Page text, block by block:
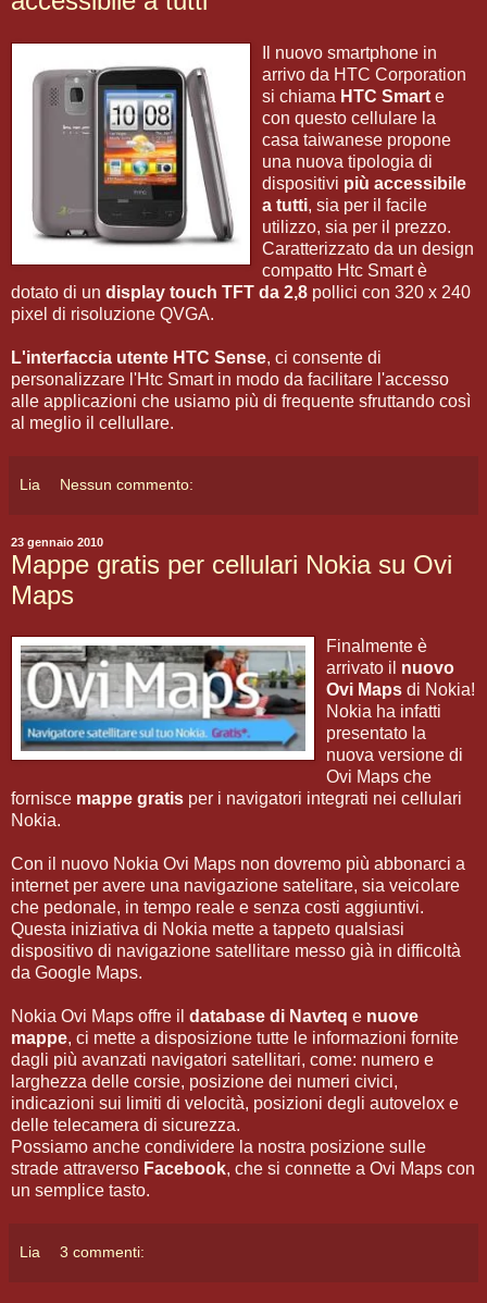
Il nuovo smartphone in
arrivo da HTC Corporation
si chiama HTC Smart e
con questo cellulare la
casa taiwanese propone
una nuova tipologia di
dispositivi più accessibile
a tutti, sia per il facile
utilizzo, sia per il prezzo.
Caratterizzato da un design
compatto Htc Smart è
dotato di un display touch TFT da 2,8 pollici con 320 x 240
pixel di risoluzione QVGA.
L'interfaccia utente HTC Sense, ci consente di
personalizzare l'Htc Smart in modo da facilitare l'accesso
alle applicazioni che usiamo più di frequente sfruttando così
al meglio il cellullare.
Lia Nessun commento:
23 gennaio 2010
Mappe gratis per cellulari Nokia su Ovi
Maps
Finalmente è
arrivato il nuovo
Ovi Maps di Nokia!
Nokia ha infatti
presentato la
nuova versione di
Ovi Maps che
fornisce mappe gratis per i navigatori integrati nei cellulari
Nokia.
Con il nuovo Nokia Ovi Maps non dovremo più abbonarci a
internet per avere una navigazione satelitare, sia veicolare
che pedonale, in tempo reale e senza costi aggiuntivi.
Questa iniziativa di Nokia mette a tappeto qualsiasi
dispositivo di navigazione satellitare messo già in difficoltà
da Google Maps.
Nokia Ovi Maps offre il database di Navteq e nuove
mappe, ci mette a disposizione tutte le informazioni fornite
dagli più avanzati navigatori satellitari, come: numero e
larghezza delle corsie, posizione dei numeri civici,
indicazioni sui limiti di velocità, posizioni degli autovelox e
delle telecamera di sicurezza.
Possiamo anche condividere la nostra posizione sulle
strade attraverso Facebook, che si connette a Ovi Maps con
un semplice tasto.
Lia 3 commenti: